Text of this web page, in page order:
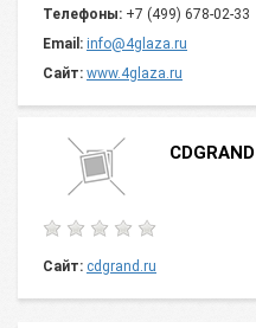
Телефоны: +7 (499) 678-02-33
Email: info@4glaza.ru
Сайт: www.4glaza.ru
CDGRAND
Сайт: cdgrand.ru